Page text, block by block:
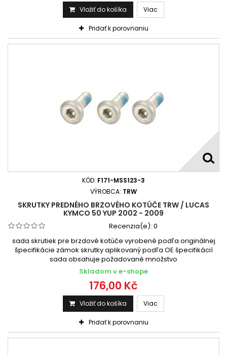
Vložiť do košíka Viac
Pridať k porovnaniu
KÓD: F171-MSS123-3
VÝROBCA: TRW
SKRUTKY PREDNÉHO BRZOVÉHO KOTÚČE TRW / LUCAS
KYMCO 50 YUP 2002 - 2009
Recenzia(e): 0
sada skrutiek pre brzdové kotúče vyrobené podľa originálnej
špecifikácie zámok skrutky aplikovaný podľa OE špecifikácií
sada obsahuje požadované množstvo
Skladom v e-shope
176,00 Kč
Vložiť do košíka Viac
Pridať k porovnaniu